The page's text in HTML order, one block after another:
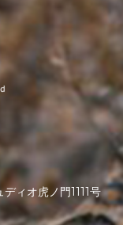
ィオ虎ノ門1111号